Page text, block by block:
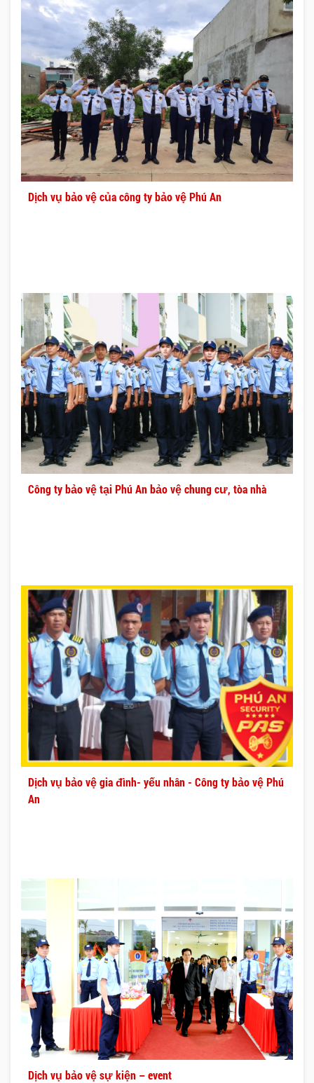
Dịch vụ bảo vệ của công ty bảo vệ Phú An
Công ty bảo vệ tại Phú An bảo vệ chung cư, tòa nhà
Dịch vụ bảo vệ gia đình- yếu nhân - Công ty bảo vệ Phú
An
Dịch vụ bảo vệ sự kiện – event